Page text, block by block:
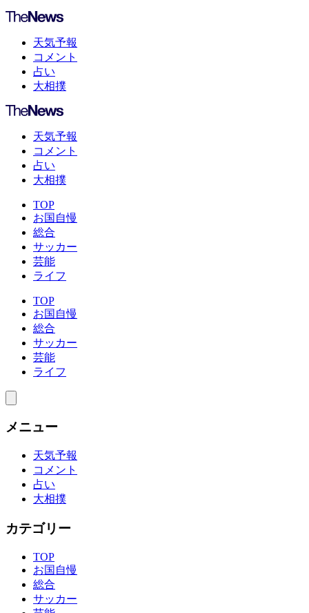
天気予報
コメント
占い
大相撲
天気予報
コメント
占い
大相撲
TOP
お国自慢
総合
サッカー
芸能
ライフ
TOP
お国自慢
総合
サッカー
芸能
ライフ
メニュー
天気予報
コメント
占い
大相撲
カテゴリー
TOP
お国自慢
総合
サッカー